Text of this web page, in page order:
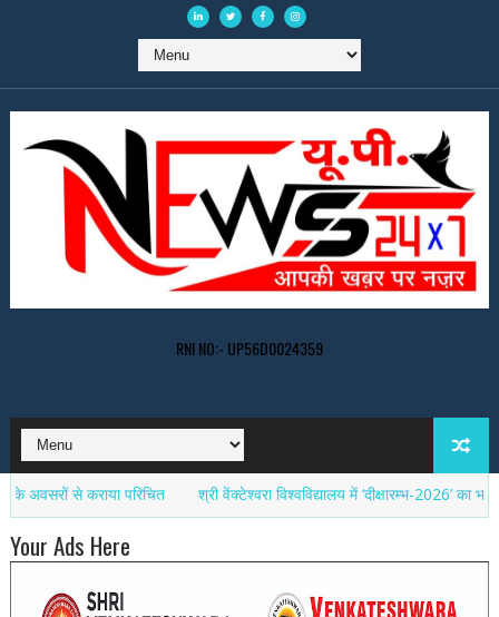
RNI NO:- UP56D0024359
से कराया परिचित श्री वेंक्टेश्वरा विश्वविद्यालय में ‘दीक्षारम्भ-2026’ का भव्य शुभारंभ
Your Ads Here